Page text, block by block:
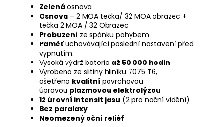
Zelená osnova
Osnova – 2 MOA tečka/ 32 MOA obrazec +
tečka 2 MOA / 32 Obrazec
Probuzení ze spánku pohybem
Paměťuchovávající poslední nastavení před
vypnutím.
Vysoká výdrž baterie až 50 000 hodin
Vyrobeno ze slitiny hliníku 7075 T6,
ošetřeno kvalitní povrchovou
úpravou plazmovou elektrolýzou
12 úrovní intensit jasu (2 pro noční vidění)
Bez paralaxy
Neomezený oční reliéf